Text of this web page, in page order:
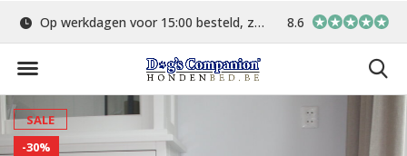
Op werkdagen voor 15:00 besteld, zelfde dag verstuurd Gratis verzending
8.6
SALE
-30%